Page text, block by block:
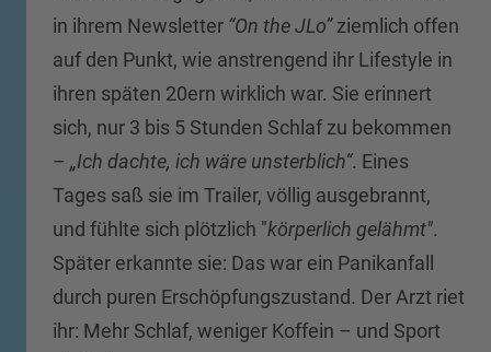
in ihrem Newsletter “On the JLo”ziemlich offen
auf den Punkt, wie anstrengend ihr Lifestyle in
ihren späten 20ern wirklich war. Sie erinnert
sich, nur 3 bis 5 Stunden Schlaf zu bekommen
– „Ich dachte, ich wäre unsterblich“. Eines
Tages saß sie im Trailer, völlig ausgebrannt,
und fühlte sich plötzlich "körperlich gelähmt".
Später erkannte sie: Das war ein Panikanfall
durch puren Erschöpfungszustand. Der Arzt riet
ihr: Mehr Schlaf, weniger Koffein – und Sport